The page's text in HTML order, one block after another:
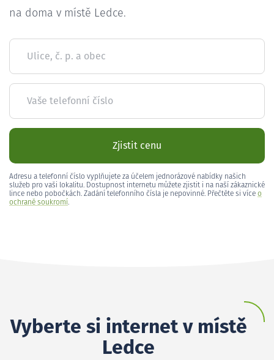
na doma v místě Ledce.
Ulice, č. p. a obec
Vaše telefonní číslo
Zjistit cenu
Adresu a telefonní číslo vyplňujete za účelem jednorázové nabídky našich
služeb pro vaši lokalitu. Dostupnost internetu můžete zjistit i na naší zákaznické
lince nebo pobočkách. Zadání telefonního čísla je nepovinné. Přečtěte si více o
ochraně soukromí.
Vyberte si internet v místě
Ledce